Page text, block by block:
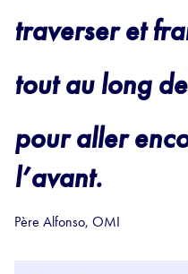
traverser et
tout au long
pour aller
l’avant.
Père Alfonso, OMI